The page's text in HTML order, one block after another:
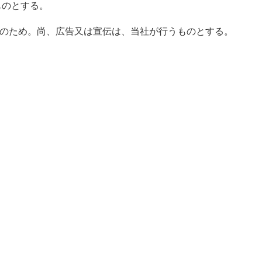
とする。
め。尚、広告又は宣伝は、当社が行うものとする。